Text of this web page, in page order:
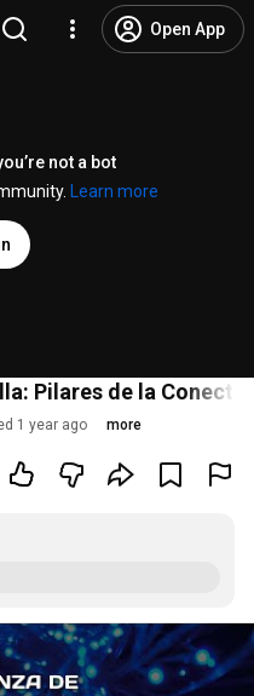
Open App
not a bot
Learn more
Pilares de la
1 year ago more